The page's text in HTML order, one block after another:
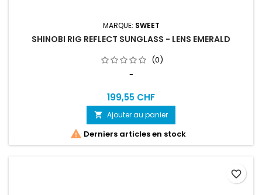
MARQUE: SWEET
SHINOBI RIG REFLECT SUNGLASS - LENS EMERALD
(0)
-
199,55 CHF
 Ajouter au panier
 Derniers articles en stock
favorite_border